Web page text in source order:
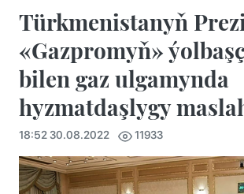
Türkmenistanyň
«Gazpromyň»
bilen gaz ulgamynda
hyzmatdaşlygy
18:52 30.08.2022 11933